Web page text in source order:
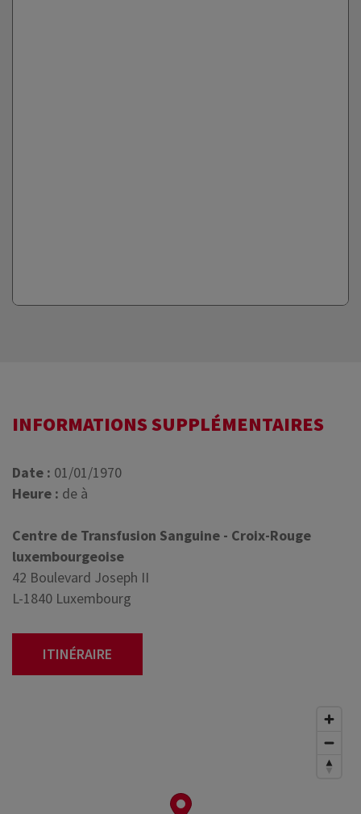
INFORMATIONS SUPPLÉMENTAIRES
Date : 01/01/1970
Heure : de à
Centre de Transfusion Sanguine - Croix-Rouge
luxembourgeoise
42 Boulevard Joseph II
L-1840 Luxembourg
ITINÉRAIRE